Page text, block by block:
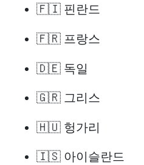
🇫🇮 핀란드
🇫🇷 프랑스
🇩🇪 독일
🇬🇷 그리스
🇭🇺 헝가리
🇮🇸 아이슬란드